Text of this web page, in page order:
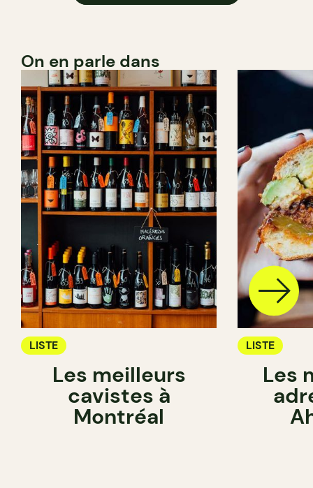
On en parle dans
LISTE
Les meilleurs
cavistes à
Montréal
LISTE
Les